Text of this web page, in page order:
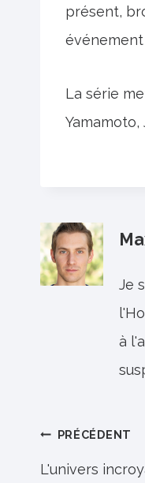
présent,
La série
Je
à
de
PRÉCÉDENT
L'univers